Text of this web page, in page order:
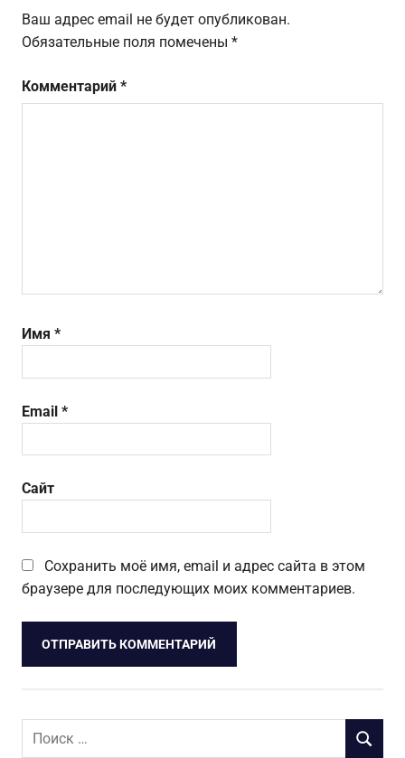
Ваш адрес email не будет опубликован.
Обязательные поля помечены *
Комментарий *
Имя *
Email *
Сайт
Сохранить моё имя, email и адрес сайта в этом
браузере для последующих моих комментариев.
Поиск
ПОИСК